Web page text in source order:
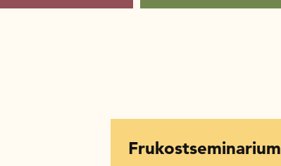
Frukostseminarium